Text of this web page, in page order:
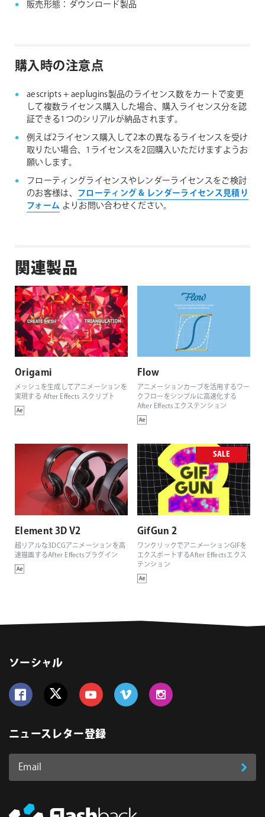
販売形態：ダウンロード製品
購入時の注意点
aescripts + aeplugins製品のライセンス数をカートで変更
して複数ライセンス購入した場合、購入ライセンス分を認
証できる1つのシリアルが納品されます。
例えば2ライセンス購入して2本の異なるライセンスを受け
取りたい場合、1ライセンスを2回購入いただけますようお
願いします。
フローティングライセンスやレンダーライセンスをご検討
のお客様は、 フローティング & レンダーライセンス見積り
フォーム よりお問い合わせください。
関連製品
Origami
メッシュを生成してアニメーションを
実現する After Effects スクリプト
Flow
アニメーションカーブを活用するワー
クフローをシンプルに高速化する
After Effectsエクステンション
Element 3D V2
超リアルな3DCGアニメーションを高
速描画するAfter Effectsプラグイン
SALE
GifGun 2
ワンクリックでアニメーションGIFを
エクスポートするAfter Effectsエクス
テンション
ソーシャル
ニュースレター登録
Email
登